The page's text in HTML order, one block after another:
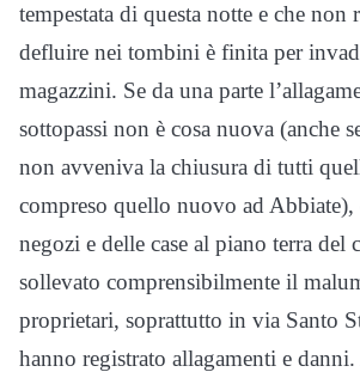
tempestata di questa notte e che non
defluire nei tombini è finita per
magazzini. Se da una parte
sottopassi non è cosa nuova (anche
non avveniva la chiusura di tutti
compreso quello nuovo ad
negozi e delle case al piano terra del
sollevato comprensibilmente il
proprietari, soprattutto in via Santo
hanno registrato allagamenti e